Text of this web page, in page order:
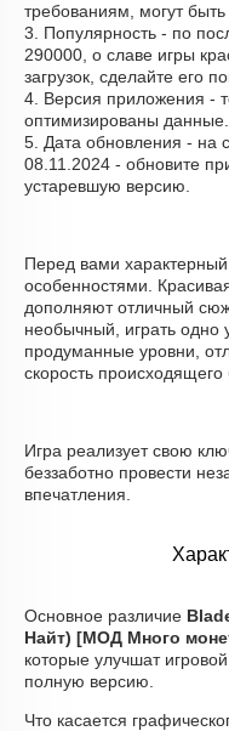
требованиям, могут
3. Популярность - по
290000, о cлаве игры
загрузок, сделайте его
4. Версия приложения -
оптимизированы данные.
5. Дата обновления - на
08.11.2024 - обновите
устаревшую версию.
Перед вами характерный
особенностями.
дополняют отличный
необычный, играть одно
продуманные уровни,
скорость происходящего
Игра реализует свою
беззаботно провести
впечатления.
Основное различие
Найт) [МОД Много
которые улучшат
полную версию.
Что касается